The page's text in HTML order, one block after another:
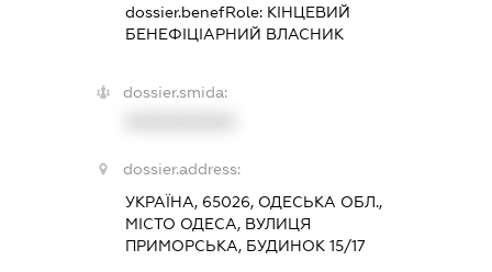
dossier.benefRole: КІНЦЕВИЙ
БЕНЕФІЦІАРНИЙ ВЛАСНИК
dossier.smida:
dossier.address:
УКРАЇНА, 65026, ОДЕСЬКА ОБЛ.,
МІСТО ОДЕСА, ВУЛИЦЯ
ПРИМОРСЬКА, БУДИНОК 15/17